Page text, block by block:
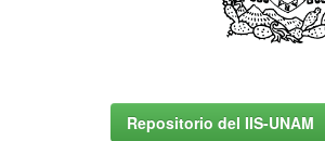
Repositorio del IIS-UNAM